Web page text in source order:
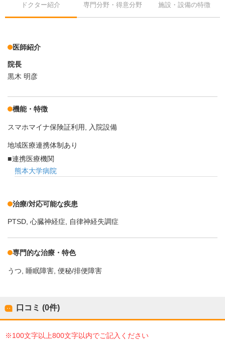
ドクター紹介 専門分野・得意分野 施設・設備の特徴
医師紹介
院長
黒木 明彦
機能・特徴
スマホマイナ保険証利用 入院設備
地域医療連携体制あり
連携医療機関
熊本大学病院
治療/対応可能な疾患
PTSD 心臓神経症 自律神経失調症
専門的な治療・特色
うつ 睡眠障害 便秘/排便障害
口コミ (0件)
※100文字以上800文字以内でご記入ください